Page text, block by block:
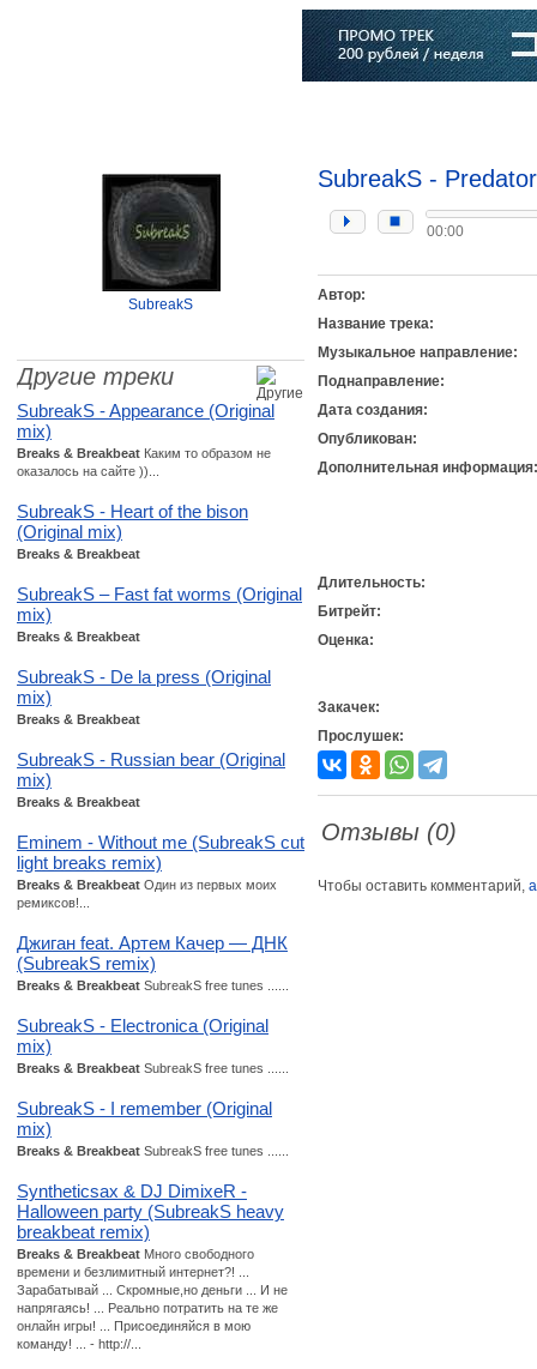
SubreakS
Другие треки
SubreakS - Appearance (Original
mix)
Breaks & Breakbeat Каким то образом не
оказалось на сайте ))...
SubreakS - Heart of the bison
(Original mix)
Breaks & Breakbeat
SubreakS – Fast fat worms (Original
mix)
Breaks & Breakbeat
SubreakS - De la press (Original
mix)
Breaks & Breakbeat
SubreakS - Russian bear (Original
mix)
Breaks & Breakbeat
Eminem - Without me (SubreakS cut
light breaks remix)
Breaks & Breakbeat Один из первых моих
ремиксов!...
Джиган feat. Артем Качер — ДНК
(SubreakS remix)
Breaks & Breakbeat SubreakS free tunes ......
SubreakS - Electronica (Original
mix)
Breaks & Breakbeat SubreakS free tunes ......
SubreakS - I remember (Original
mix)
Breaks & Breakbeat SubreakS free tunes ......
Syntheticsax & DJ DimixeR -
Halloween party (SubreakS heavy
breakbeat remix)
Breaks & Breakbeat Много свободного
времени и безлимитный интернет?! ...
Зарабатывай ... Скромные,но деньги ... И не
напрягаясь! ... Реально потратить на те же
онлайн игры! ... Присоединяйся в мою
команду! ... - http://...
SubreakS -
00:00
Автор:
Название трека:
Музыкальное направление:
Поднаправление:
Дата создания:
Опубликован:
Дополнительная информация:
Длительность:
Битрейт:
Оценка:
Закачек:
Прослушек:
Отзывы (0)
Чтобы оставить комментарий,